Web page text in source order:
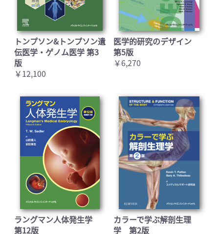
トンプソン&トンプソン遺
伝医学・ゲノム医学 第3
版
￥12,100
医学的研究のデザイン
第5版
￥6,270
ラングマン人体発生学
第12版
カラーで学ぶ解剖生理
学 第2版